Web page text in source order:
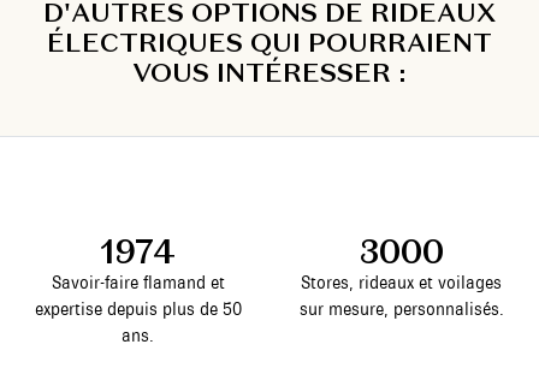
D'AUTRES OPTIONS DE RIDEAUX
ÉLECTRIQUES QUI POURRAIENT
VOUS INTÉRESSER :
1974
Savoir-faire flamand et
expertise depuis plus de 50
ans.
3000
Stores, rideaux et voilages
sur mesure, personnalisés.